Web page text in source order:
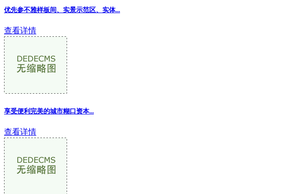
优先参不雅样板间、实景示范区、实体...
查看详情
享受便利完美的城市糊口资本...
查看详情